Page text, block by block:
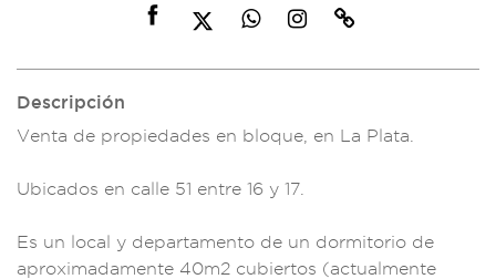
Descripción
Venta de propiedades en bloque, en La Plata.
Ubicados en ca lle 51 entre 16 y 17.
Es un local y departamento de un dormitorio de
aproximadamente 40m2 cubiertos (actualmente